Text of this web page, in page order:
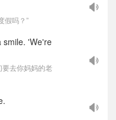
假吗？”
smile. 'We're
要去你妈妈的老